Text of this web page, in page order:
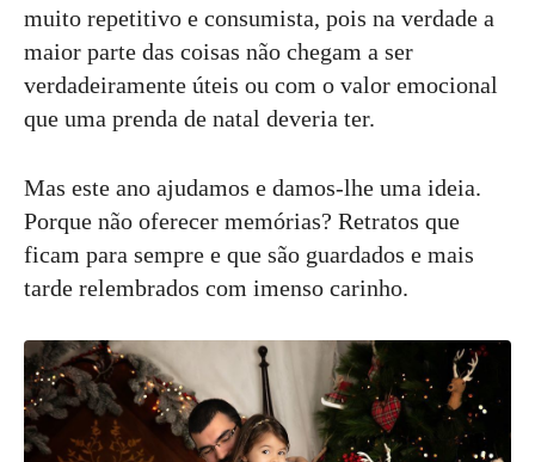
muito repetitivo e consumista, pois na verdade a
maior parte das coisas não chegam a ser
verdadeiramente úteis ou com o valor emocional
que uma prenda de natal deveria ter.
Mas este ano ajudamos e damos-lhe uma ideia.
Porque não oferecer memórias? Retratos que
ficam para sempre e que são guardados e mais
tarde relembrados com imenso carinho.